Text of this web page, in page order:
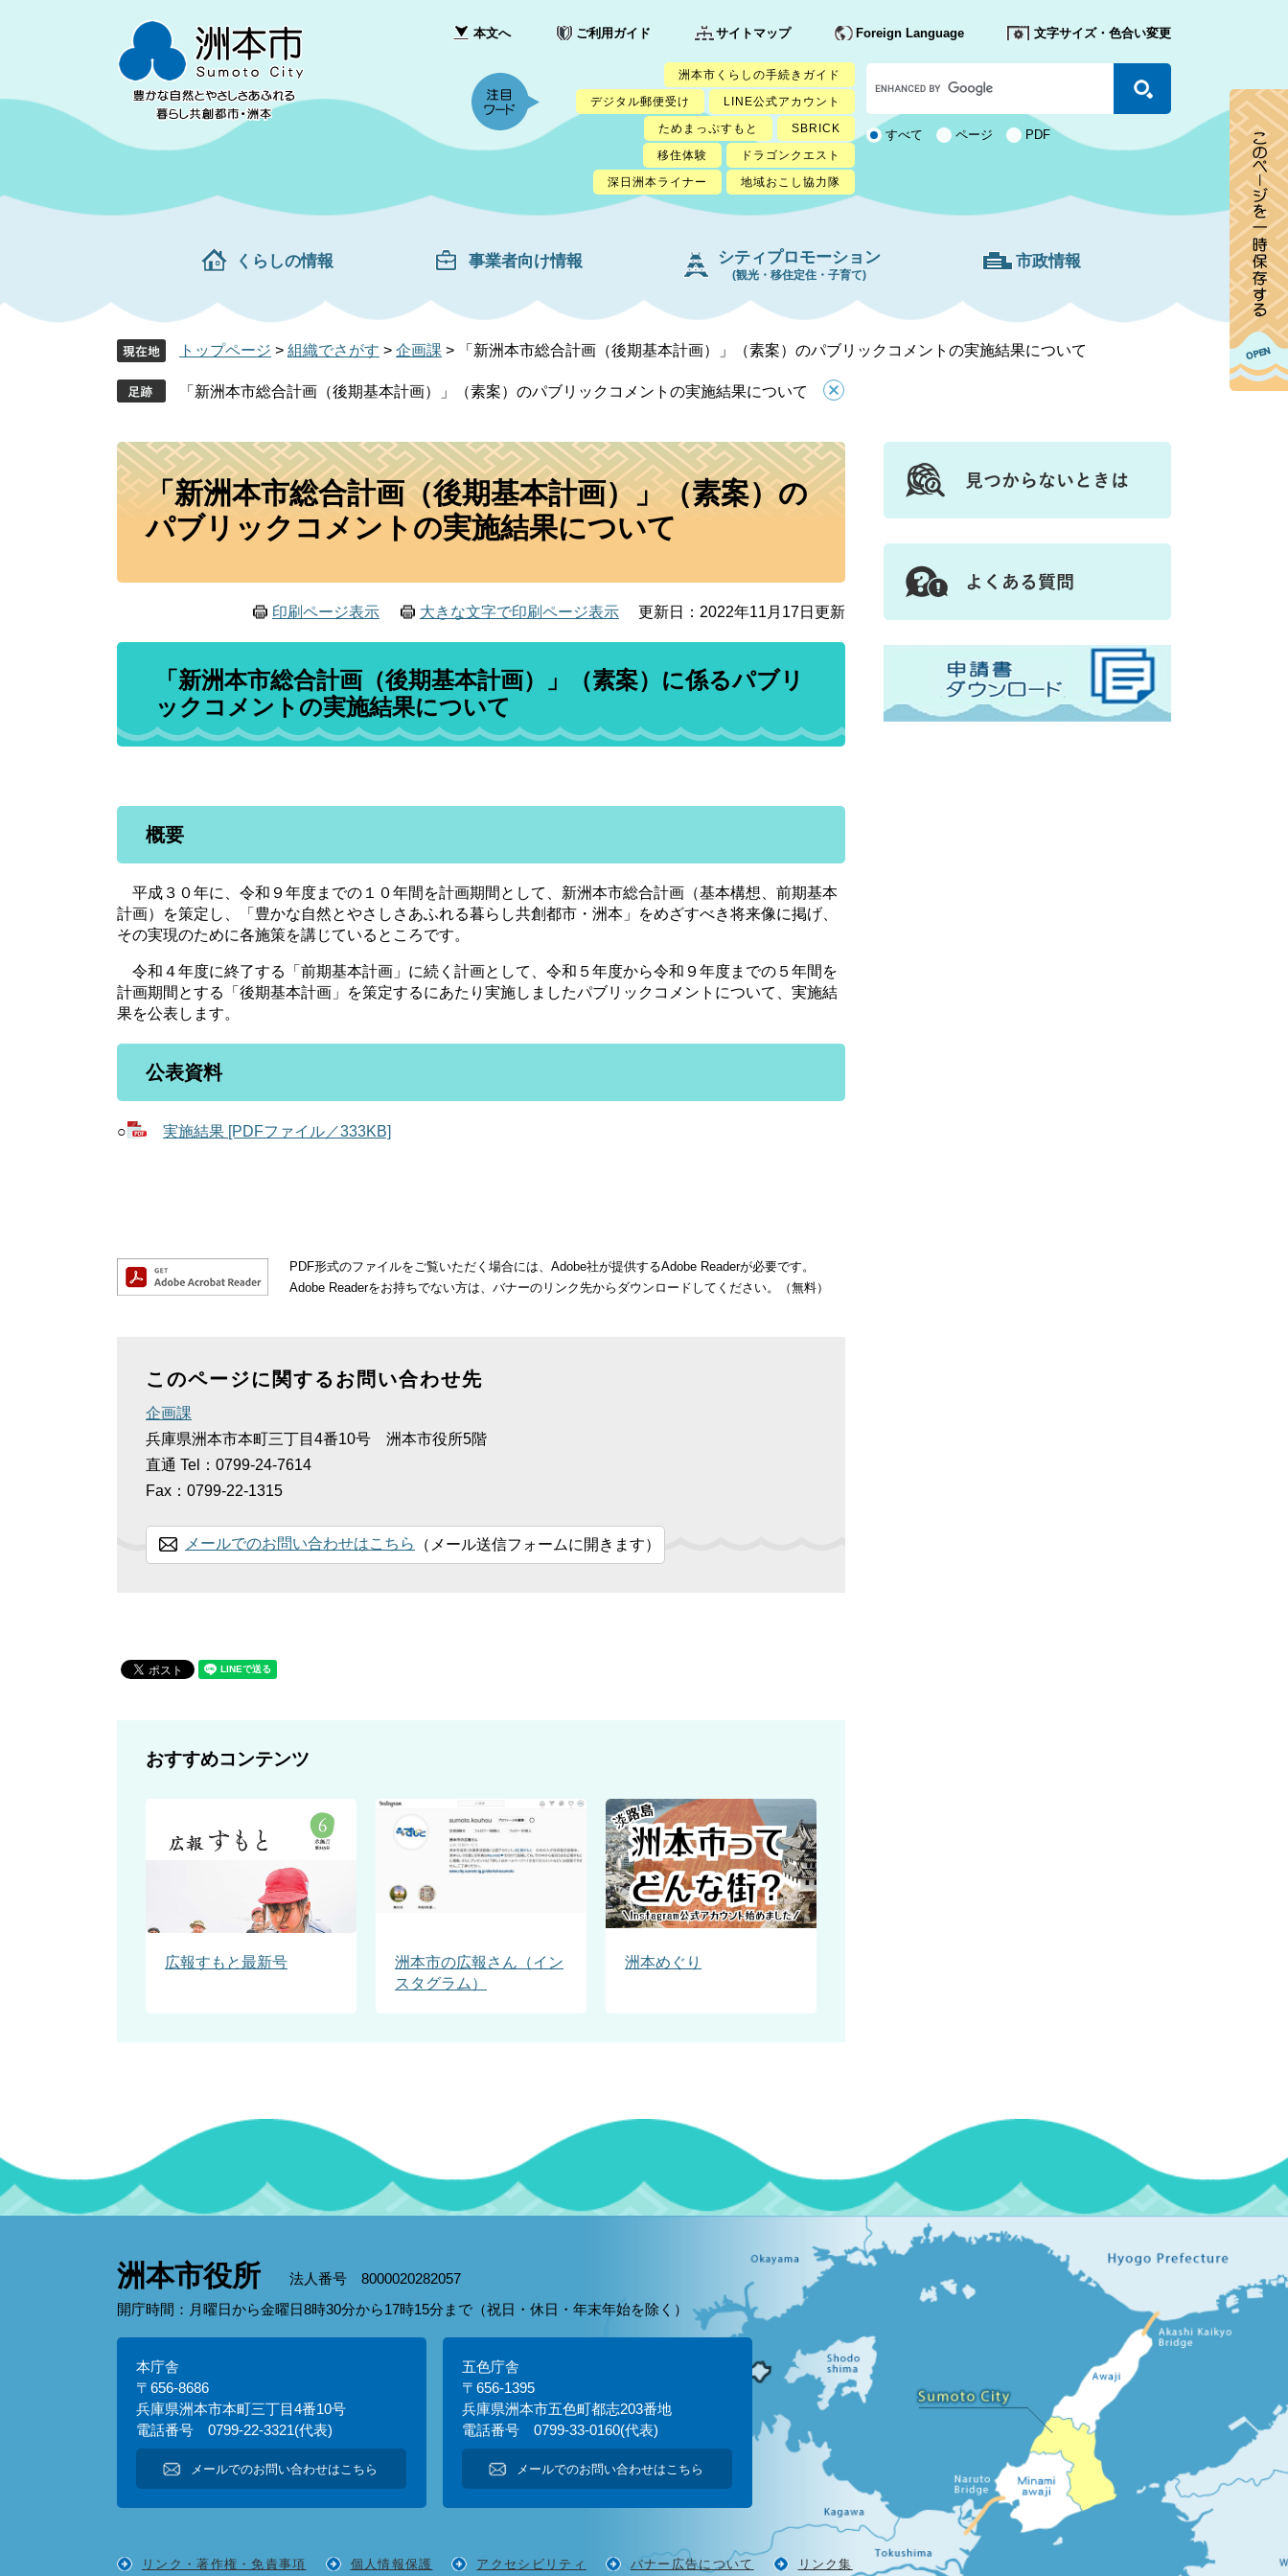
先
を
て
本文へ ご利用ガイド サイトマップ Foreign Language 文字サイズ・色合い変更
洲本市くらしの手続きガイド
デジタル郵便受け
LINE公式アカウント
ためまっぷすもと
SBRICK
移住体験
ドラゴンクエスト
深日洲本ライナー
地域おこし協力隊
カ
ス
タ
ム
検 すべて ページ PDF
くらしの情報 事業者向け情報 シティプロモーション
(観光・移住定住・子育て)
市政情報
トップページ > 組織でさがす > 企画課 > 「新洲本市総合計画（後期基本計画）」（素案）のパブリックコメントの実施結果について
「新洲本市総合計画（後期基本計画）」（素案）のパブリックコメントの実施結果について
本
「新洲本市総合計画（後期基本計画）」（素案）の
パブリックコメントの実施結果について
印刷ページ表示 大きな文字で印刷ページ表示 更新日：2022年11月17日更新
「新洲本市総合計画（後期基本計画）」（素案）に係るパブリ
ックコメントの実施結果について
概要
平成３０年に、令和９年度までの１０年間を計画期間として、新洲本市総合計画（基本構想、前期基本
計画）を策定し、「豊かな自然とやさしさあふれる暮らし共創都市・洲本」をめざすべき将来像に掲げ、
その実現のために各施策を講じているところです。
令和４年度に終了する「前期基本計画」に続く計画として、令和５年度から令和９年度までの５年間を
計画期間とする「後期基本計画」を策定するにあたり実施しましたパブリックコメントについて、実施結
果を公表します。
公表資料
○ 実施結果 [PDFファイル／333KB]
PDF形式のファイルをご覧いただく場合には、Adobe社が提供するAdobe Readerが必要です。
Adobe Readerをお持ちでない方は、バナーのリンク先からダウンロードしてください。（無料）
このページに関するお問い合わせ先
企画課
兵庫県洲本市本町三丁目4番10号 洲本市役所5階
直通 Tel：0799-24-7614
Fax：0799-22-1315
メールでのお問い合わせはこちら （メール送信フォームに開きます）
おすすめコンテンツ
広報すもと最新号
洲本市の広報さん（イン
スタグラム）
洲本めぐり
洲本市役所
法人番号 8000020282057
開庁時間：月曜日から金曜日8時30分から17時15分まで（祝日・休日・年末年始を除く）
本庁舎
〒656-8686
兵庫県洲本市本町三丁目4番10号
電話番号 0799-22-3321(代表)
メールでのお問い合わせはこちら
五色庁舎
〒656-1395
兵庫県洲本市五色町都志203番地
電話番号 0799-33-0160(代表)
メールでのお問い合わせはこちら
リンク・著作権・免責事項 個人情報保護 アクセシビリティ バナー広告について リンク集